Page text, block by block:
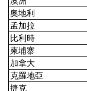
奧地利
孟加拉
比利時
柬埔寨
加拿大
克羅地亞
捷克